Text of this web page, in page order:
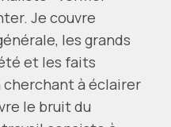
Je couvre
les grands
et les faits
cherchant à éclairer
le bruit du